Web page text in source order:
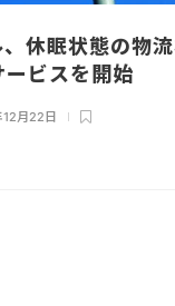
、休眠状態の物
ビスを開始
月22日